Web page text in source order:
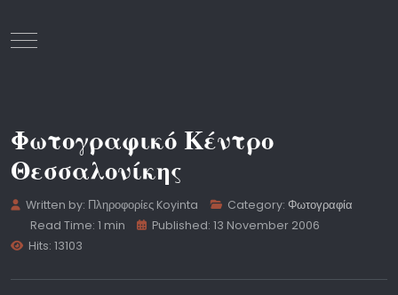
Mobile Menu Toggle
Φωτογραφικό Κέντρο
Θεσσαλονίκης
Written by: Πληροφορίες Koyinta Category:Φωτογραφία
Read Time: 1 min
Published: 13 November 2006
Hits: 13103